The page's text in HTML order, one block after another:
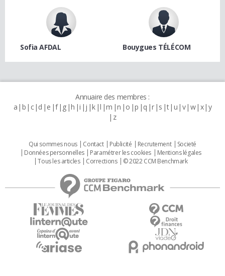
Sofia AFDAL Bouygues TÉLÉCOM
Annuaire des membres :
a b c d e f g h i j k l m n o p q r s t u v w x y
z
Qui sommes nous Contact Publicité Recrutement
Societé
Données personnelles
Paramétrer les cookies
Mentions légales
Tous les articles
Corrections © 2022 CCM Benchmark